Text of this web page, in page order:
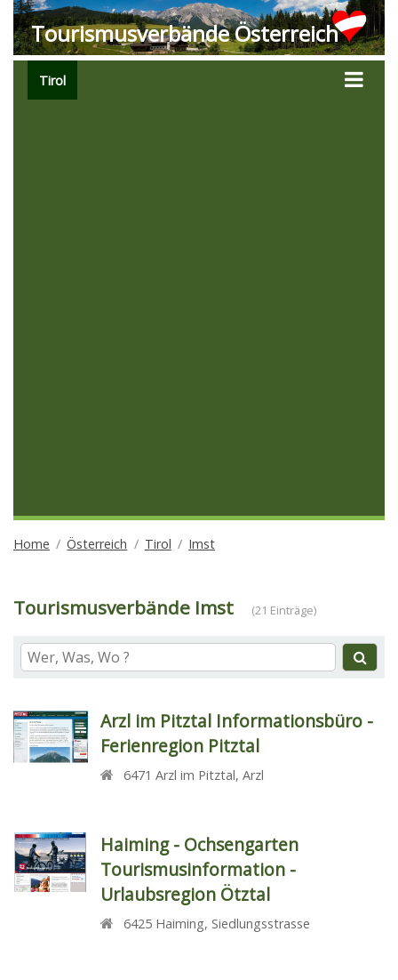
Tourismusverbände Österreich
Tirol
Home Österreich Tirol Imst
Tourismusverbände Imst (21 Einträge)
Arzl im Pitztal Informationsbüro -
Ferienregion Pitztal
6471 Arzl im Pitztal,Arzl
Haiming - Ochsengarten
Tourismusinformation -
Urlaubsregion Ötztal
6425 Haiming, Siedlungsstrasse